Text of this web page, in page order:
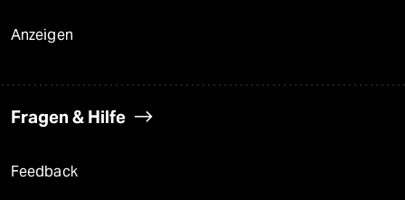
Anzeigen
Fragen & Hilfe
Feedback